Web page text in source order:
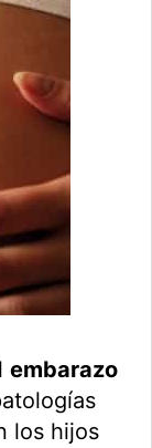
embarazo
los hijos